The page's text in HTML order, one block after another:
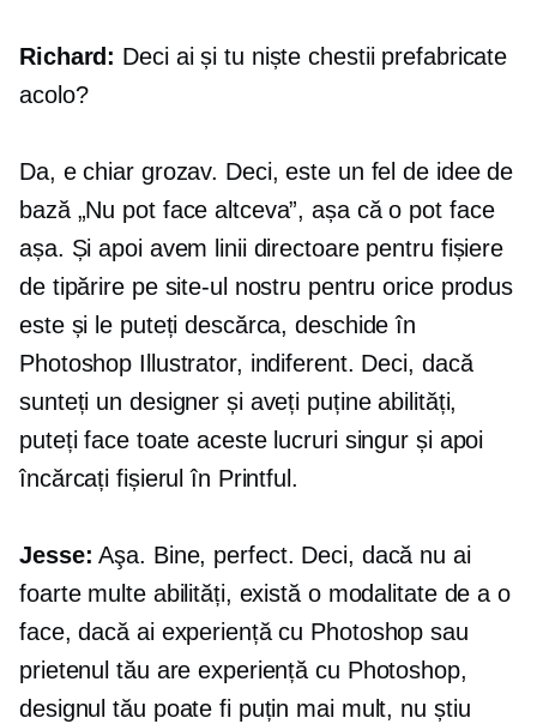
Richard: Deci ai și tu niște chestii prefabricate
acolo?
Da, e chiar grozav. Deci, este un fel de idee de
bază „Nu pot face altceva”, așa că o pot face
așa. Și apoi avem linii directoare pentru fișiere
de tipărire pe site-ul nostru pentru orice produs
este și le puteți descărca, deschide în
Photoshop Illustrator, indiferent. Deci, dacă
sunteți un designer și aveți puține abilități,
puteți face toate aceste lucruri singur și apoi
încărcați fișierul în Printful.
Jesse: Aşa. Bine, perfect. Deci, dacă nu ai
foarte multe abilități, există o modalitate de a o
face, dacă ai experiență cu Photoshop sau
prietenul tău are experiență cu Photoshop,
designul tău poate fi puțin mai mult, nu știu